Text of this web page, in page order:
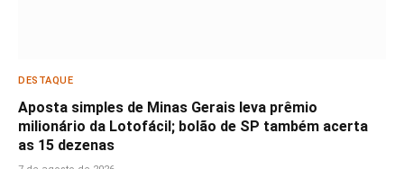
DESTAQUE
Aposta simples de Minas Gerais leva prêmio
milionário da Lotofácil; bolão de SP também acerta
as 15 dezenas